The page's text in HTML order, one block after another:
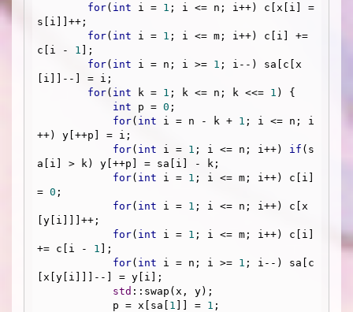
for( int i = 1 ; i <= n; i++) c[x[i] =
s[i]]++;
for( int i = 1 ; i <= m; i++) c[i] +=
c[i - 1 ];
for( int i = n; i >= 1 ; i--) sa[c[x
[i]]--] = i;
for( int k = 1 ; k <= n; k <<= 1 ) {
int p = 0 ;
for( int i = n - k + 1 ; i <= n; i
++) y[++p] = i;
for( int i = 1 ; i <= n; i++) if (s
a[i] > k) y[++p] = sa[i] - k;
for( int i = 1 ; i <= m; i++) c[i]
= 0 ;
for( int i = 1 ; i <= n; i++) c[x
[y[i]]]++;
for( int i = 1 ; i <= m; i++) c[i]
+= c[i - 1 ];
for( int i = n; i >= 1 ; i--) sa[c
[x[y[i]]]--] = y[i];
std ::swap(x, y);
            p = x[sa[
1 ]] = 1 ;